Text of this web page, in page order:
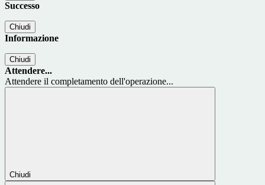
Successo
Chiudi
Informazione
Chiudi
Attendere...
Attendere il completamento dell'operazione...
Chiudi